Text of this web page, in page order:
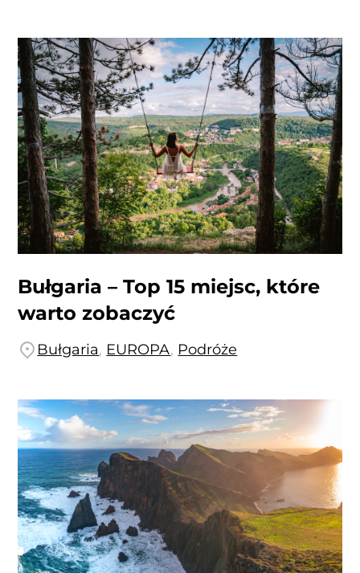
Bułgaria – Top 15 miejsc, które
warto zobaczyć
Bułgaria, EUROPA, Podróże